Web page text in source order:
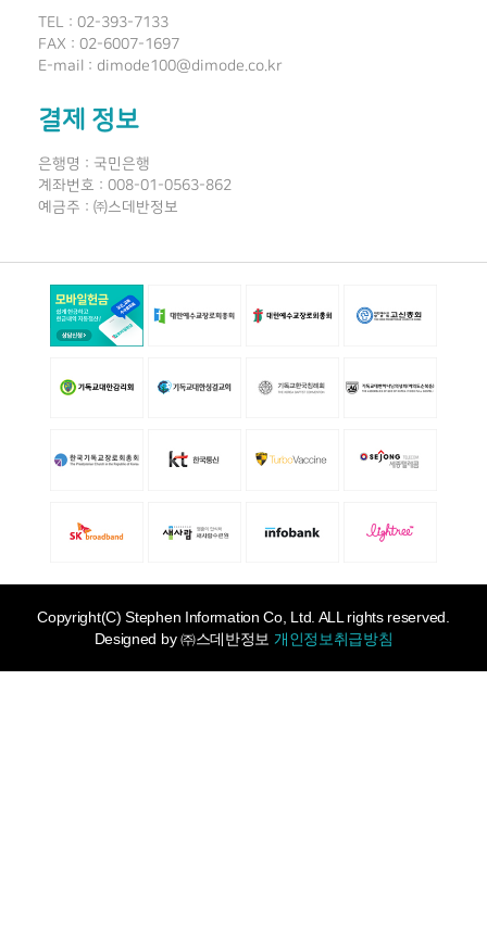
TEL : 02-393-7133
FAX : 02-6007-1697
E-mail : dimode100@dimode.co.kr
결제 정보
은행명 : 국민은행
계좌번호 : 008-01-0563-862
예금주 : ㈜스데반정보
Copyright(C) Stephen Information Co, Ltd. ALL rights reserved.
Designed by㈜스데반정보 개인정보취급방침